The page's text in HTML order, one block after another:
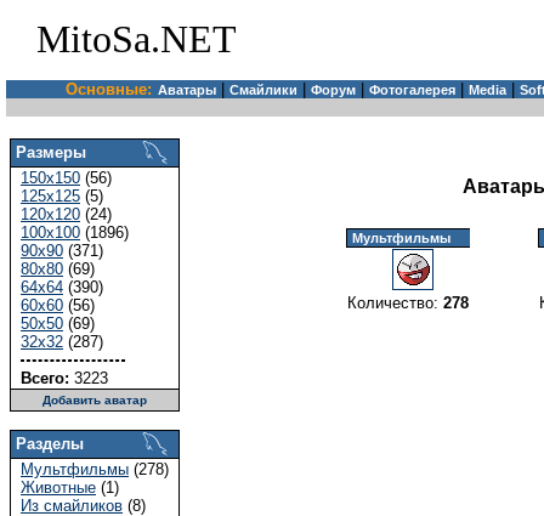
MitoSa.NET
Основные: Аватары Смайлики Форум Фотогалерея Media|
Размеры
150x150 (56)
125x125 (5)
120x120 (24)
100x100 (1896)
90x90 (371)
80x80 (69)
64x64 (390)
60x60 (56)
50x50 (69)
32x32 (287)
Всего: 3223
Добавить аватар
Разделы
Мультфильмы (278)
Животные (1)
Из смайликов (8)
Мультфильмы
Количество: 278